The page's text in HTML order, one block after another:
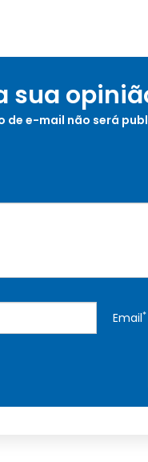
sua
de e-mail não será
Email*